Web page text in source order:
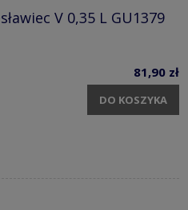
V 0,35 L GU1379
81,90 zł
DO KOSZYKA